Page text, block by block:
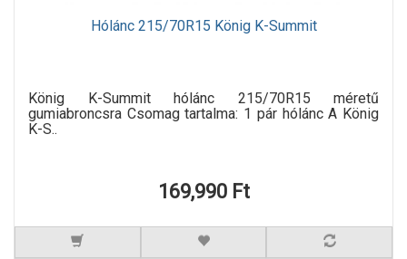
Hólánc 215/70R15 König K-Summit
König K-Summit hólánc 215/70R15 méretű
gumiabroncsra Csomag tartalma: 1 pár hólánc A König
K-S..
169,990 Ft